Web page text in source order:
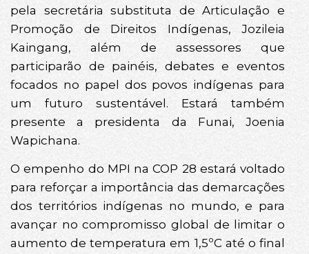
pela secretária substituta de Articulação e
Promoção de Direitos Indígenas, Jozileia
Kaingang, além de assessores que
participarão de painéis, debates e eventos
focados no papel dos povos indígenas para
um futuro sustentável. Estará também
presente a presidenta da Funai, Joenia
Wapichana.
O empenho do MPI na COP 28 estará voltado
para reforçar a importância das demarcações
dos territórios indígenas no mundo, e para
avançar no compromisso global de limitar o
aumento de temperatura em 1,5ºC até o final